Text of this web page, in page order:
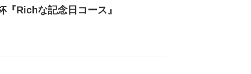
『Richな記念日コース』